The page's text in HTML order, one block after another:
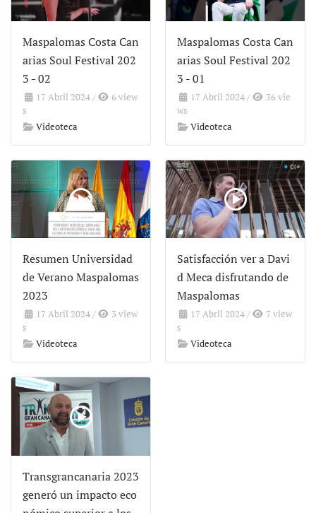
Maspalomas Costa Can
arias Soul Festival 202
3 - 02
17 Abril 2024 /
6 view
s
Videoteca
Maspalomas Costa Can
arias Soul Festival 202
3 - 01
17 Abril 2024 /
36 vie
ws
Videoteca
Resumen Universidad
de Verano Maspalomas
2023
17 Abril 2024/
3 view
s
Videoteca
Satisfacción ver a Davi
d Meca disfrutando de
Maspalomas
17 Abril 2024/
7 view
s
Videoteca
Transgrancanaria 2023
generó un impacto eco